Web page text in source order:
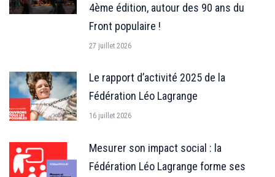
4ème édition, autour des 90 ans du
Front populaire !
27 juillet 2026
Le rapport d’activité 2025 de la
Fédération Léo Lagrange
16 juillet 2026
Mesurer son impact social : la
Fédération Léo Lagrange forme ses